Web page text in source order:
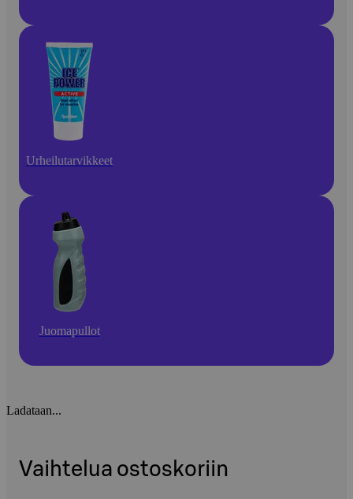
Urheilutarvikkeet
Juomapullot
Ladataan...
Vaihtelua ostoskoriin